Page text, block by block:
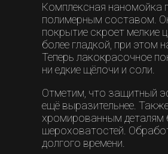
Комплексная наномойка
полимерным составом.
покрытие скроет мелкие
более гладкой, при этом
Теперь лакокрасочное
ни едкие щёлочи и соли.
Отметим, что защитный
ещё выразительнее.
хромированным деталям
шероховатостей.
долгого времени.